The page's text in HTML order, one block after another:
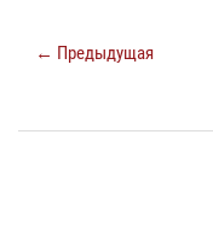
← Предыдущая